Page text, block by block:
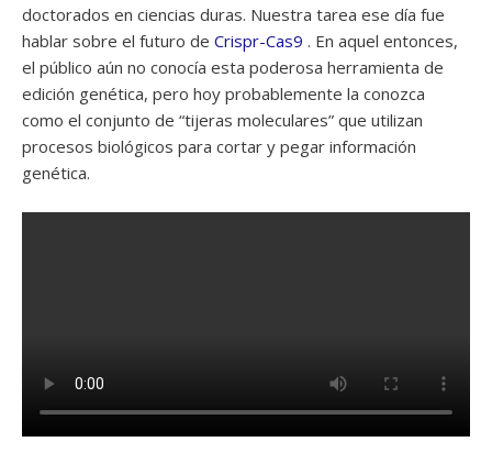
doctorados en ciencias duras. Nuestra tarea ese día fue
hablar sobre el futuro de Crispr-Cas9 . En aquel entonces,
el público aún no conocía esta poderosa herramienta de
edición genética, pero hoy probablemente la conozca
como el conjunto de “tijeras moleculares” que utilizan
procesos biológicos para cortar y pegar información
genética.